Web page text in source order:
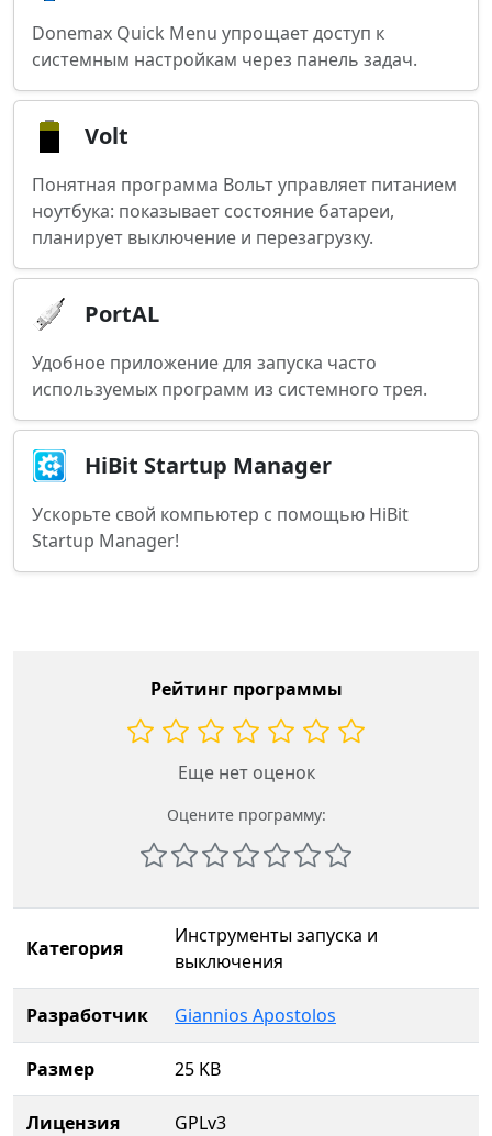
Donemax Quick Menu упрощает доступ к
системным настройкам через панель задач.
Volt
Понятная программа Вольт управляет питанием
ноутбука: показывает состояние батареи,
планирует выключение и перезагрузку.
PortAL
Удобное приложение для запуска часто
используемых программ из системного трея.
HiBit Startup Manager
Ускорьте свой компьютер с помощью HiBit
Startup Manager!
Рейтинг программы
Еще нет оценок
Оцените программу:
Категория
Инструменты запуска и
выключения
Разработчик Giannios Apostolos
Размер 25 KB
Лицензия GPLv3